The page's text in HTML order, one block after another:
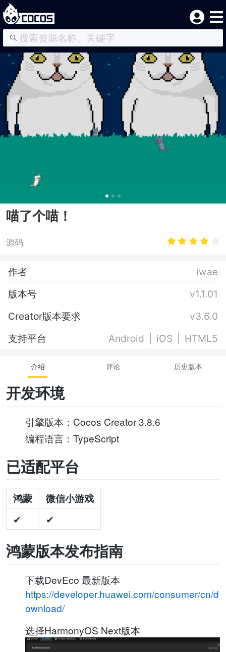
喵了个喵！
源码
作者
iwae
版本号
v1.1.01
Creator版本要求
v3.6.0
支持平台
Android iOS HTML5
介绍 评论 历史版本
开发环境
引擎版本：Cocos Creator 3.8.6
编程语言：TypeScript
已适配平台
鸿蒙
微信小游戏
✔
✔
鸿蒙版本发布指南
下载DevEco 最新版本
https://developer.huawei.com/consumer/cn/d
ownload/
选择HarmonyOS Next版本